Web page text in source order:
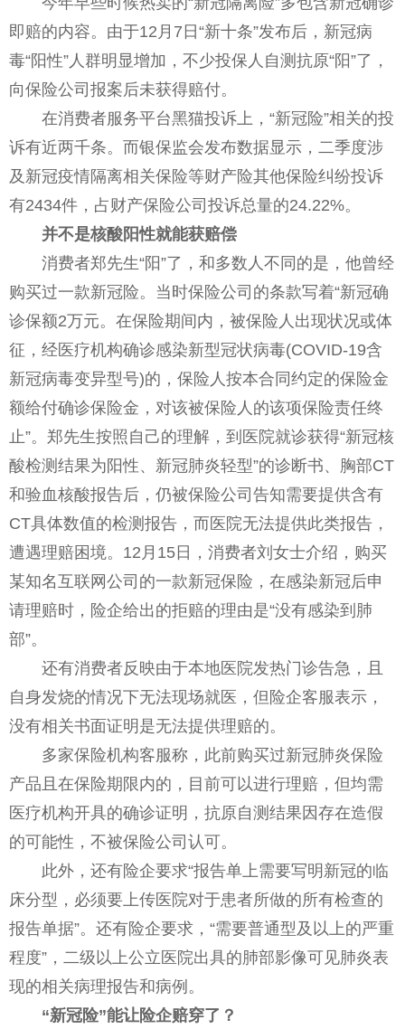
即赔的内容。由于12月7日“新十条”发布后，新冠病
毒“阳性”人群明显增加，不少投保人自测抗原“阳”了，
向保险公司报案后未获得赔付。
在消费者服务平台黑猫投诉上，“新冠险”相关的投
诉有近两千条。而银保监会发布数据显示，二季度涉
及新冠疫情隔离相关保险等财产险其他保险纠纷投诉
有2434件，占财产保险公司投诉总量的24.22%。
并不是核酸阳性就能获赔偿
消费者郑先生“阳”了，和多数人不同的是，他曾经
购买过一款新冠险。当时保险公司的条款写着“新冠确
诊保额2万元。在保险期间内，被保险人出现状况或体
征，经医疗机构确诊感染新型冠状病毒(COVID-19含
新冠病毒变异型号)的，保险人按本合同约定的保险金
额给付确诊保险金，对该被保险人的该项保险责任终
止”。郑先生按照自己的理解，到医院就诊获得“新冠核
酸检测结果为阳性、新冠肺炎轻型”的诊断书、胸部CT
和验血核酸报告后，仍被保险公司告知需要提供含有
CT具体数值的检测报告，而医院无法提供此类报告，
遭遇理赔困境。12月15日，消费者刘女士介绍，购买
某知名互联网公司的一款新冠保险，在感染新冠后申
请理赔时，险企给出的拒赔的理由是“没有感染到肺
部”。
还有消费者反映由于本地医院发热门诊告急，且
自身发烧的情况下无法现场就医，但险企客服表示，
没有相关书面证明是无法提供理赔的。
多家保险机构客服称，此前购买过新冠肺炎保险
产品且在保险期限内的，目前可以进行理赔，但均需
医疗机构开具的确诊证明，抗原自测结果因存在造假
的可能性，不被保险公司认可。
此外，还有险企要求“报告单上需要写明新冠的临
床分型，必须要上传医院对于患者所做的所有检查的
报告单据”。还有险企要求，“需要普通型及以上的严重
程度”，二级以上公立医院出具的肺部影像可见肺炎表
现的相关病理报告和病例。
“新冠险”能让险企赔穿了？